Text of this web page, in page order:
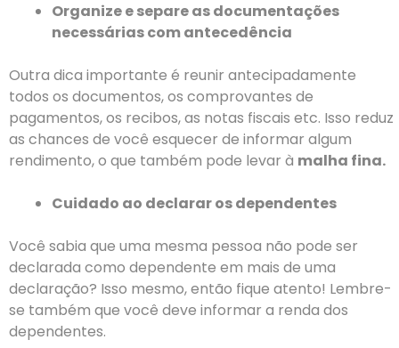
Organize e separe as documentações
necessárias com antecedência
Outra dica importante é reunir antecipadamente
todos os documentos, os comprovantes de
pagamentos, os recibos, as notas fiscais etc. Isso reduz
as chances de você esquecer de informar algum
rendimento, o que também pode levar à malha fina.
Cuidado ao declarar os dependentes
Você sabia que uma mesma pessoa não pode ser
declarada como dependente em mais de uma
declaração? Isso mesmo, então fique atento! Lembre-
se também que você deve informar a renda dos
dependentes.